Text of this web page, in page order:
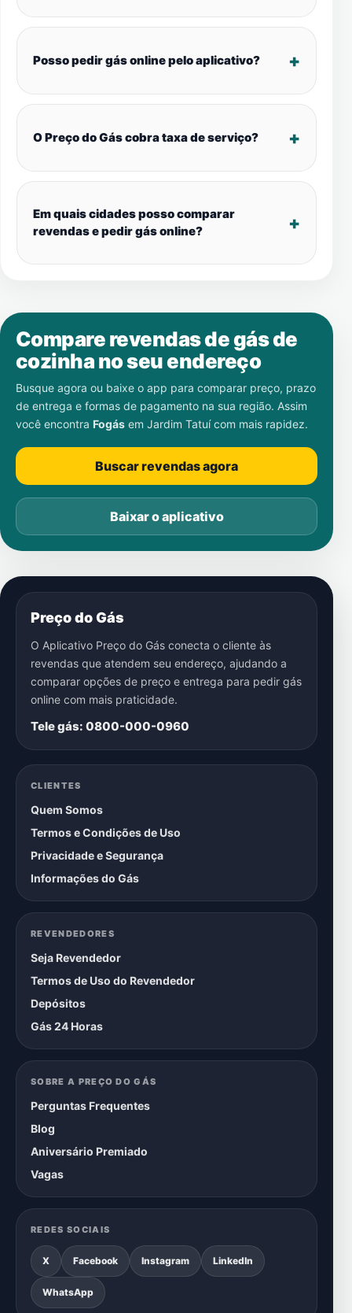
Posso pedir gás online pelo aplicativo?
O Preço do Gás cobra taxa de serviço?
Em quais cidades posso comparar
revendas e pedir gás online?
Compare revendas de gás de
cozinha no seu endereço
Busque agora ou baixe o app para comparar preço, prazo
de entrega e formas de pagamento na sua região. Assim
você encontra Fogás em Jardim Tatuícom mais rapidez.
Buscar revendas agora
Baixar o aplicativo
Preço do Gás
O Aplicativo Preço do Gás conecta o cliente às
revendas que atendem seu endereço, ajudando a
comparar opções de preço e entrega para pedir gás
online com mais praticidade.
Tele gás: 0800-000-0960
CLIENTES
Quem Somos
Termos e Condições de Uso
Privacidade e Segurança
Informações do Gás
REVENDEDORES
Seja Revendedor
Termos de Uso do Revendedor
Depósitos
Gás 24 Horas
SOBRE A PREÇO DO GÁS
Perguntas Frequentes
Blog
Aniversário Premiado
Vagas
REDES SOCIAIS
X Facebook Instagram LinkedIn
WhatsApp